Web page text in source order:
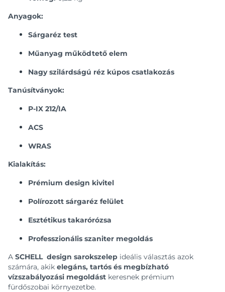
Anyagok:
Sárgaréz test
Műanyag működtető elem
Nagy szilárdságú réz kúpos csatlakozás
Tanúsítványok:
P-IX 212/IA
ACS
WRAS
Kialakítás:
Prémium design kivitel
Polírozott sárgaréz felület
Esztétikus takarórózsa
Professzionális szaniter megoldás
A SCHELL design sarokszelep ideális választás azok
számára, akik elegáns, tartós és megbízható
vízszabályozási megoldást keresnek prémium
fürdőszobai környezetbe.